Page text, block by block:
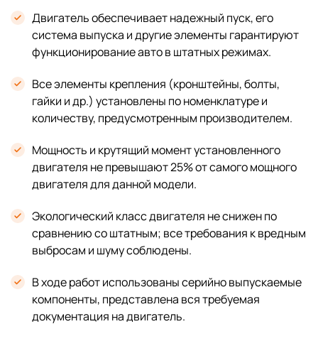
Двигатель обеспечивает надежный пуск, его
система выпуска и другие элементы гарантируют
функционирование авто в штатных режимах.
Все элементы крепления (кронштейны, болты,
гайки и др.) установлены по номенклатуре и
количеству, предусмотренным производителем.
Мощность и крутящий момент установленного
двигателя не превышают 25% от самого мощного
двигателя для данной модели.
Экологический класс двигателя не снижен по
сравнению со штатным; все требования к вредным
выбросам и шуму соблюдены.
В ходе работ использованы серийно выпускаемые
компоненты, представлена вся требуемая
документация на двигатель.